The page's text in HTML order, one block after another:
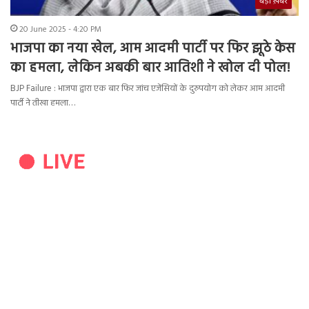
20 June 2025 - 4:20 PM
भाजपा का नया खेल, आम आदमी पार्टी पर फिर झूठे केस
का हमला, लेकिन अबकी बार आतिशी ने खोल दी पोल!
BJP Failure : भाजपा द्वारा एक बार फिर जांच एजेंसियों के दुरुपयोग को लेकर आम आदमी
पार्टी ने तीखा हमला…